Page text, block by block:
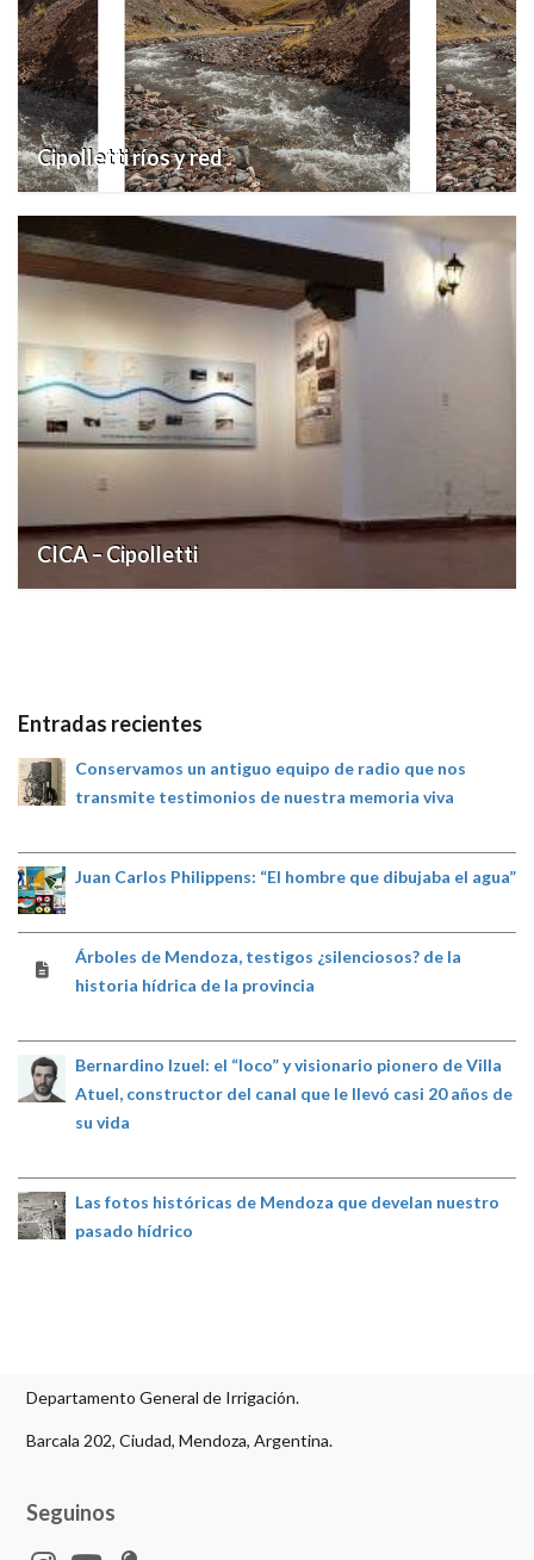
Cipolletti ríos y red
14 diciembre, 2022
CICA – Cipolletti
Entradas recientes
Conservamos un antiguo equipo de radio que nos
transmite testimonios de nuestra memoria viva
Juan Carlos Philippens: “El hombre que dibujaba el agua”
Árboles de Mendoza, testigos ¿silenciosos? de la
historia hídrica de la provincia
Bernardino Izuel: el “loco” y visionario pionero de Villa
Atuel, constructor del canal que le llevó casi 20 años de
su vida
Las fotos históricas de Mendoza que develan nuestro
pasado hídrico
Departamento General de Irrigación.
Barcala 202, Ciudad, Mendoza, Argentina.
Seguinos